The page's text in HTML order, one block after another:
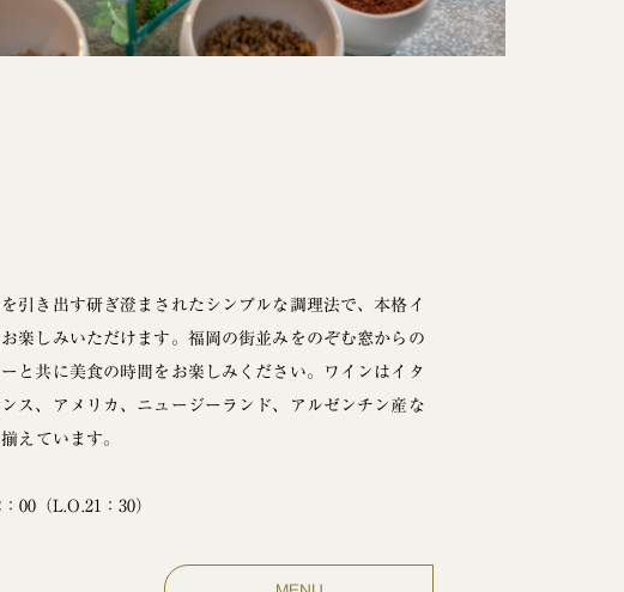
引き出す研ぎ澄まされたシンプルな調理法で、本格イ
楽しみいただけます。福岡の街並みをのぞむ窓からの
と共に美食の時間をお楽しみください。ワインはイタ
ス、アメリカ、ニュージーランド、アルゼンチン産な
えています。
00（L.O.21：30）